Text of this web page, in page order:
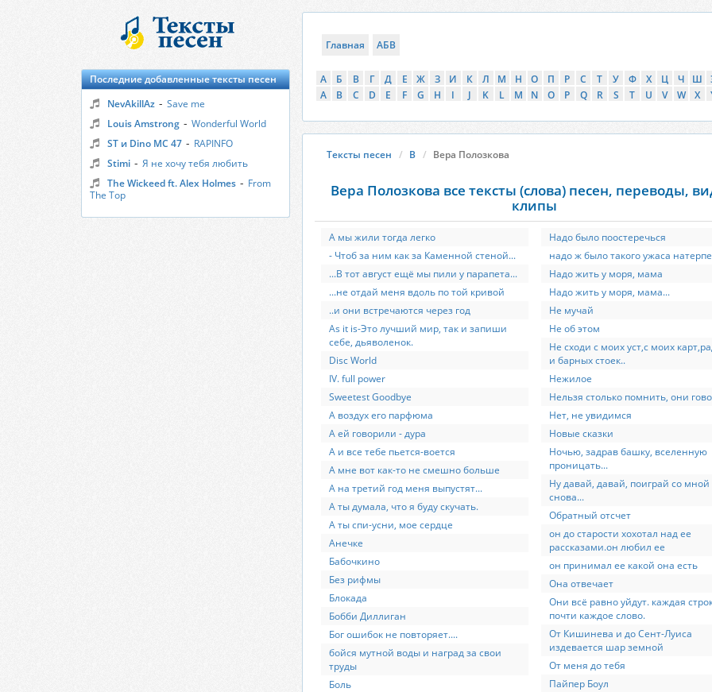
Главная АБВ
А Б В Г Д Е Ж З И К Л М Н О П Р С Т У Ф Х Ц Ч Ш
A
B C D E F G H I J K L M N O P Q R S T U V W X
Тексты песен В Вера Полозкова
Вера Полозкова все тексты (слова) песен, переводы,
клипы
А мы жили тогда легко
- Чтоб за ним как за Каменной стеной...
...В тот август ещё мы пили у парапета...
...не отдай меня вдоль по той кривой
..и они встречаются через год
As it is-Это лучший мир, так и запиши
себе, дьяволенок.
Disc World
IV. full power
Sweetest Goodbye
А воздух его парфюма
А ей говорили - дура
А и все тебе пьется-воется
А мне вот как-то не смешно больше
А на третий год меня выпустят...
А ты думала, что я буду скучать.
А ты спи-усни, мое сердце
Анечке
Бабочкино
Без рифмы
Блокада
Бобби Диллиган
Бог ошибок не повторяет....
бойся мутной воды и наград за свои
труды
Боль
Надо было поостеречься
надо ж было такого ужаса
Надо жить у моря, мама
Надо жить у моря, мама...
Не мучай
Не об этом
Не сходи с моих уст,с моих
и барных стоек..
Нежилое
Нельзя столько помнить, они
Нет, не увидимся
Новые сказки
Ночью, задрав башку, вселенную
проницать...
Ну давай, давай, поиграй со мной
снова...
Обратный отсчет
он до старости хохотал над ее
рассказами.он любил ее
он принимал ее какой она есть
Она отвечает
Они всё равно уйдут. каждая
почти каждое слово.
От Кишинева и до Сент-Луиса
издевается шар земной
От меня до тебя
Пайпер Боул
Последние добавленные тексты песен
NevAkillAz - Save me
Louis Amstrong - Wonderful World
ST и Dino MC 47 - RAPINFO
Stimi - Я не хочу тебя любить
The Wickeed ft. Alex Holmes - From
The Top